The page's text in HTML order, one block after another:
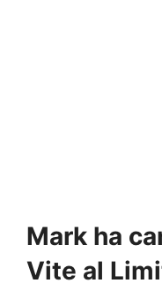
Mark ha
Vite al